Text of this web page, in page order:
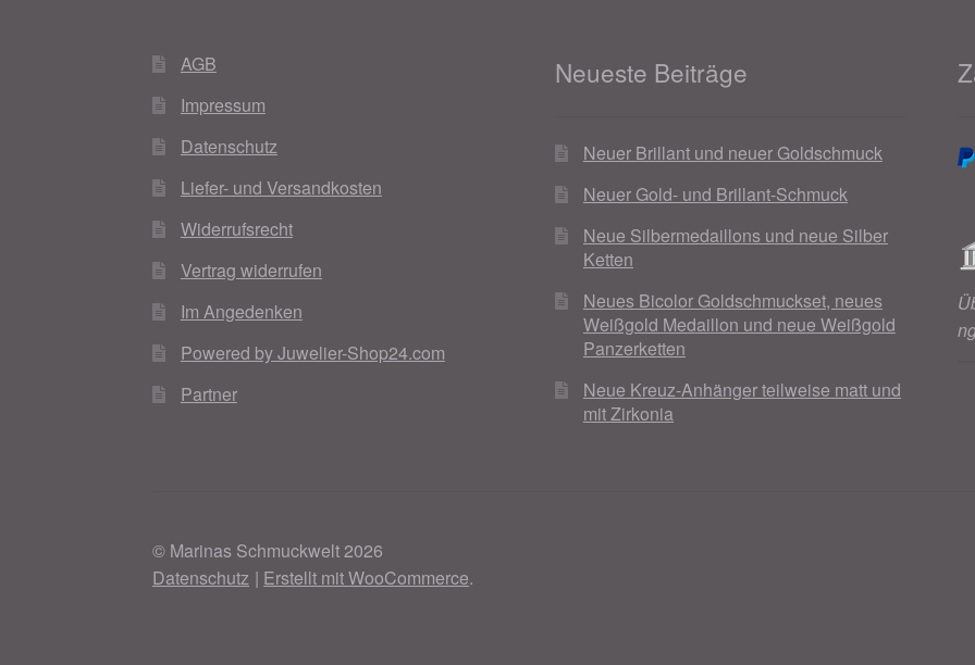
AGB
Impressum
Datenschutz
Liefer- und Versandkosten
Widerrufsrecht
Vertrag widerrufen
Im Angedenken
Powered by Juwelier-Shop24.com
Partner
Neueste Beiträge
Neuer Brillant und neuer Goldschmuck
Neuer Gold- und Brillant-Schmuck
Neue Silbermedaillons und neue Silber
Ketten
Neues Bicolor Goldschmuckset, neues
Weißgold Medaillon und neue Weißgold
Panzerketten
Neue Kreuz-Anhänger teilweise matt und
mit Zirkonia
© Marinas Schmuckwelt 2026
Datenschutz
Erstellt mit WooCommerce.